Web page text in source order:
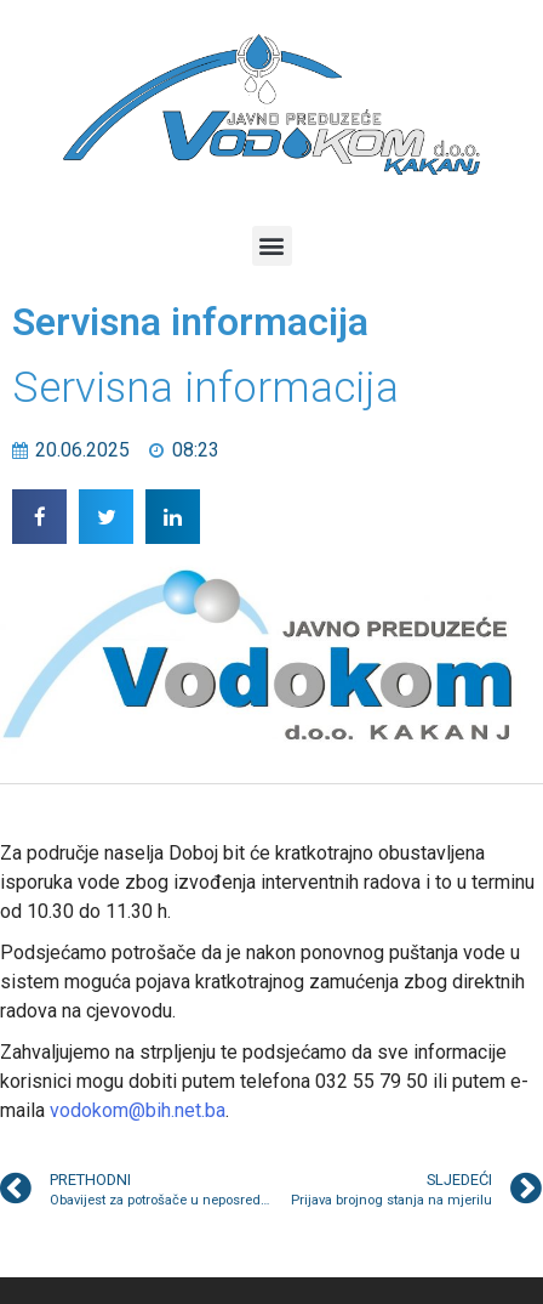
Servisna informacija
Servisna informacija
20.06.2025 08:23
Za područje naselja Doboj bit će kratkotrajno obustavljena
isporuka vode zbog izvođenja interventnih radova i to u terminu
od 10.30 do 11.30 h.
Podsjećamo potrošače da je nakon ponovnog puštanja vode u
sistem moguća pojava kratkotrajnog zamućenja zbog direktnih
radova na cjevovodu.
Zahvaljujemo na strpljenju te podsjećamo da sve informacije
korisnici mogu dobiti putem telefona 032 55 79 50 ili putem e-
maila vodokom@bih.net.ba.
PRETHODNI
Obavijest za potrošače u neposrednoj blizini FK “Rudar”
SLJEDEĆI
Prijava brojnog stanja na mjerilu